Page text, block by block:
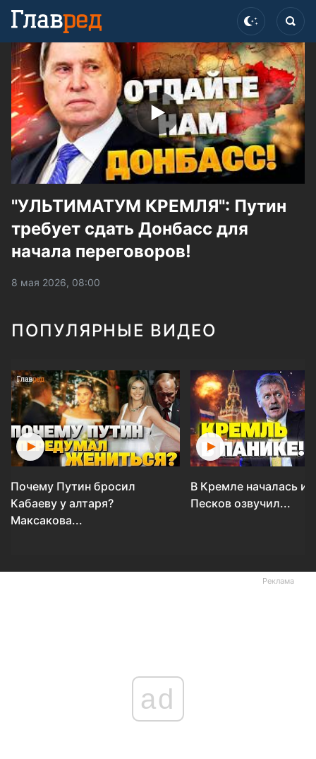
"УЛЬТИМАТУМ КРЕМЛЯ": Путин
требует сдать Донбасс для
начала переговоров!
8 мая 2026, 08:00
ПОПУЛЯРНЫЕ ВИДЕО
Почему Путин бросил
Кабаеву у алтаря?
Максакова...
В Кремле началась
Песков озвучил...
Реклама
ad